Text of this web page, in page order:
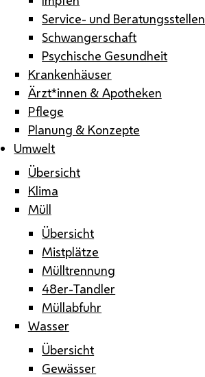
Service- und Beratungsstellen
Schwangerschaft
Psychische Gesundheit
Krankenhäuser
Ärzt*innen & Apotheken
Pflege
Planung & Konzepte
Umwelt
Übersicht
Klima
Müll
Übersicht
Mistplätze
Mülltrennung
48er-Tandler
Müllabfuhr
Wasser
Übersicht
Gewässer